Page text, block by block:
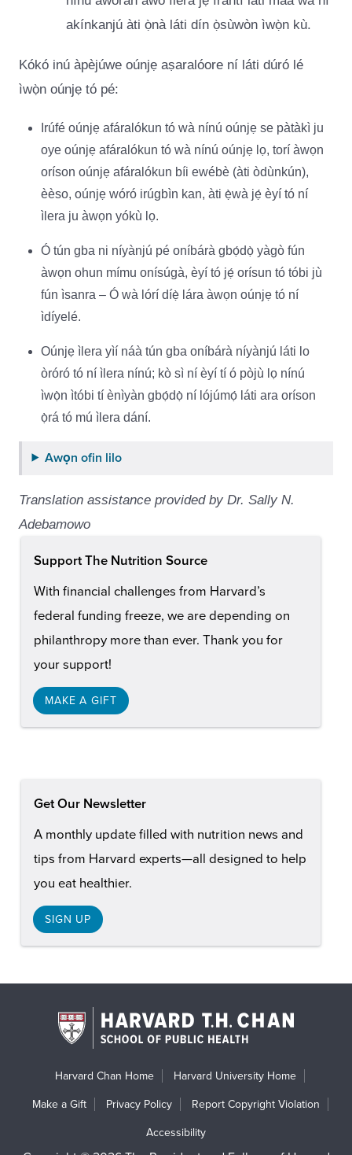
akínkanjú àti ọ̀nà láti dín ọ̀sùwòn ìwọ̀n kù.
Kókó inú àpèjúwe oúnjẹ aṣaralóore ní láti dúró lé
ìwọ̀n oúnjẹ tó pé:
Irúfé oúnjẹ afáralókun tó wà nínú oúnjẹ se pàtàkì ju
oye oúnjẹ afáralókun tó wà nínú oúnjẹ lọ, torí àwọn
oríson oúnjẹ afáralókun bíi ewébè (àti òdùnkún),
èèso, oúnjẹ wóró irúgbìn kan, àti ẹ̀wà jẹ́ èyí tó ní
ìlera ju àwọn yókù lọ.
Ó tún gba ni níyànjú pé oníbárà gbọ́dọ̀ yàgò fún
àwọn ohun mímu onísúgà, èyí tó jẹ́ orísun tó tóbi jù
fún ìsanra – Ó wà lórí díẹ̀ lára àwọn oúnjẹ tó ní
ìdíyelé.
Oúnjẹ ìlera yìí náà tún gba oníbárà níyànjú láti lo
òróró tó ní ìlera nínú; kò sì ní èyí tí ó pòjù lọ nínú
ìwọ̀n ìtóbi tí ènìyàn gbọ́dọ̀ ní lójúmọ́ láti ara oríson
ọ̀rá tó mú ìlera dání.
Awọn ofin lilo
Translation assistance provided by Dr. Sally N.
Adebamowo
Support The Nutrition Source
With financial challenges from Harvard’s
federal funding freeze, we are depending on
philanthropy more than ever. Thank you for
your support!
MAKE A GIFT
Get Our Newsletter
A monthly update filled with nutrition news and
tips from Harvard experts—all designed to help
you eat healthier.
SIGN UP
Harvard Chan Home Harvard University Home
Make a Gift Privacy Policy Report Copyright Violation
Accessibility